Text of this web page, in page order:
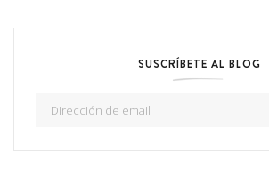
SUSCRÍBETE AL BLOG